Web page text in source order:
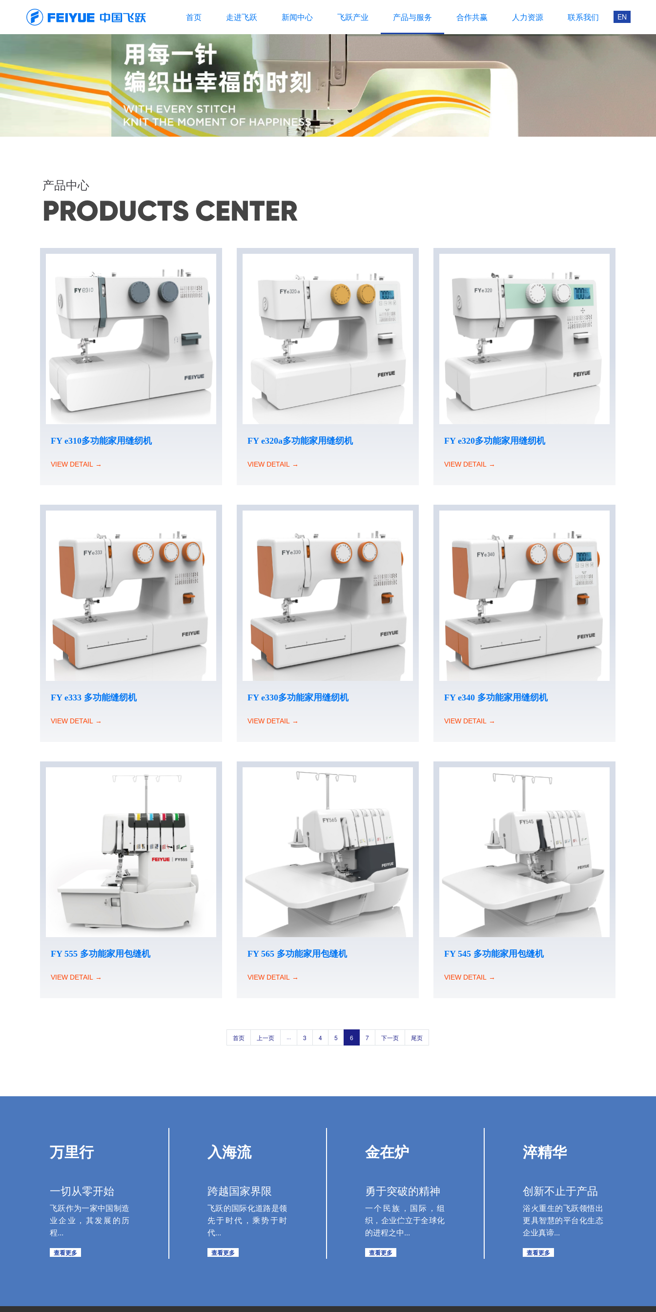
首页 走进飞跃 新闻中心 飞跃产业 产品与服务 合作共赢 人力资源 联系我们 EN
产品中心
PRODUCTS CENTER
FY e310多功能家用缝纫机
VIEW DETAIL →
FY e320a多功能家用缝纫机
VIEW DETAIL →
FY e320多功能家用缝纫机
VIEW DETAIL →
FY e333 多功能缝纫机
VIEW DETAIL →
FY e330多功能家用缝纫机
VIEW DETAIL →
FY e340 多功能家用缝纫机
VIEW DETAIL →
FY 555 多功能家用包缝机
VIEW DETAIL →
FY 565 多功能家用包缝机
VIEW DETAIL →
FY 545 多功能家用包缝机
VIEW DETAIL →
首页 上一页 ··· 3 4 5 6 7 下一页 尾页
万里行
一切从零开始
飞跃作为一家中国制造
业企业，其发展的历
程...
查看更多
入海流
跨越国家界限
飞跃的国际化道路是领
先于时代，乘势于时
代...
查看更多
金在炉
勇于突破的精神
一个民族，国际，组
织，企业伫立于全球化
的进程之中...
查看更多
淬精华
创新不止于产品
浴火重生的飞跃领悟出
更具智慧的平台化生态
企业真谛...
查看更多